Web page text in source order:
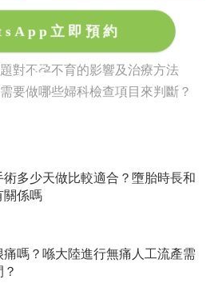
立即預約
對不孕不育的影響及治療方法
要做哪些婦科檢查項目來判斷？
術多少天做比較適合？墮胎時長和
關係嗎
痛嗎？喺大陸進行無痛人工流產需